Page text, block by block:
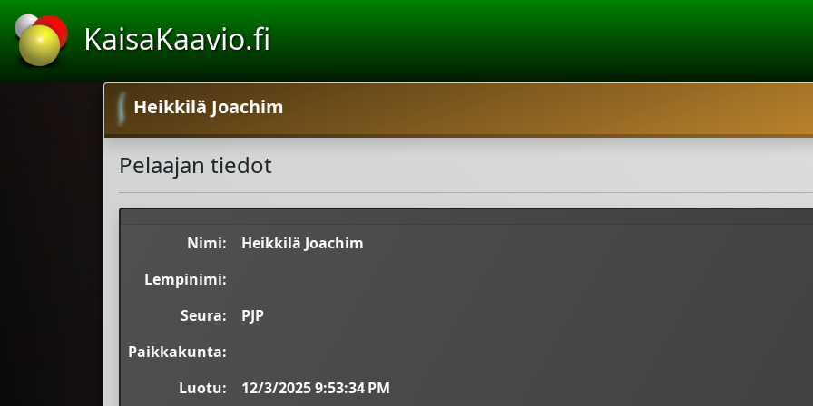
KaisaKaavio.fi
Heikkilä Joachim
Pelaajan tiedot
Nimi:
Heikkilä Joachim
Lempinimi:
Seura:
PJP
Paikkakunta:
Luotu:
12/3/2025 9:53:34 PM